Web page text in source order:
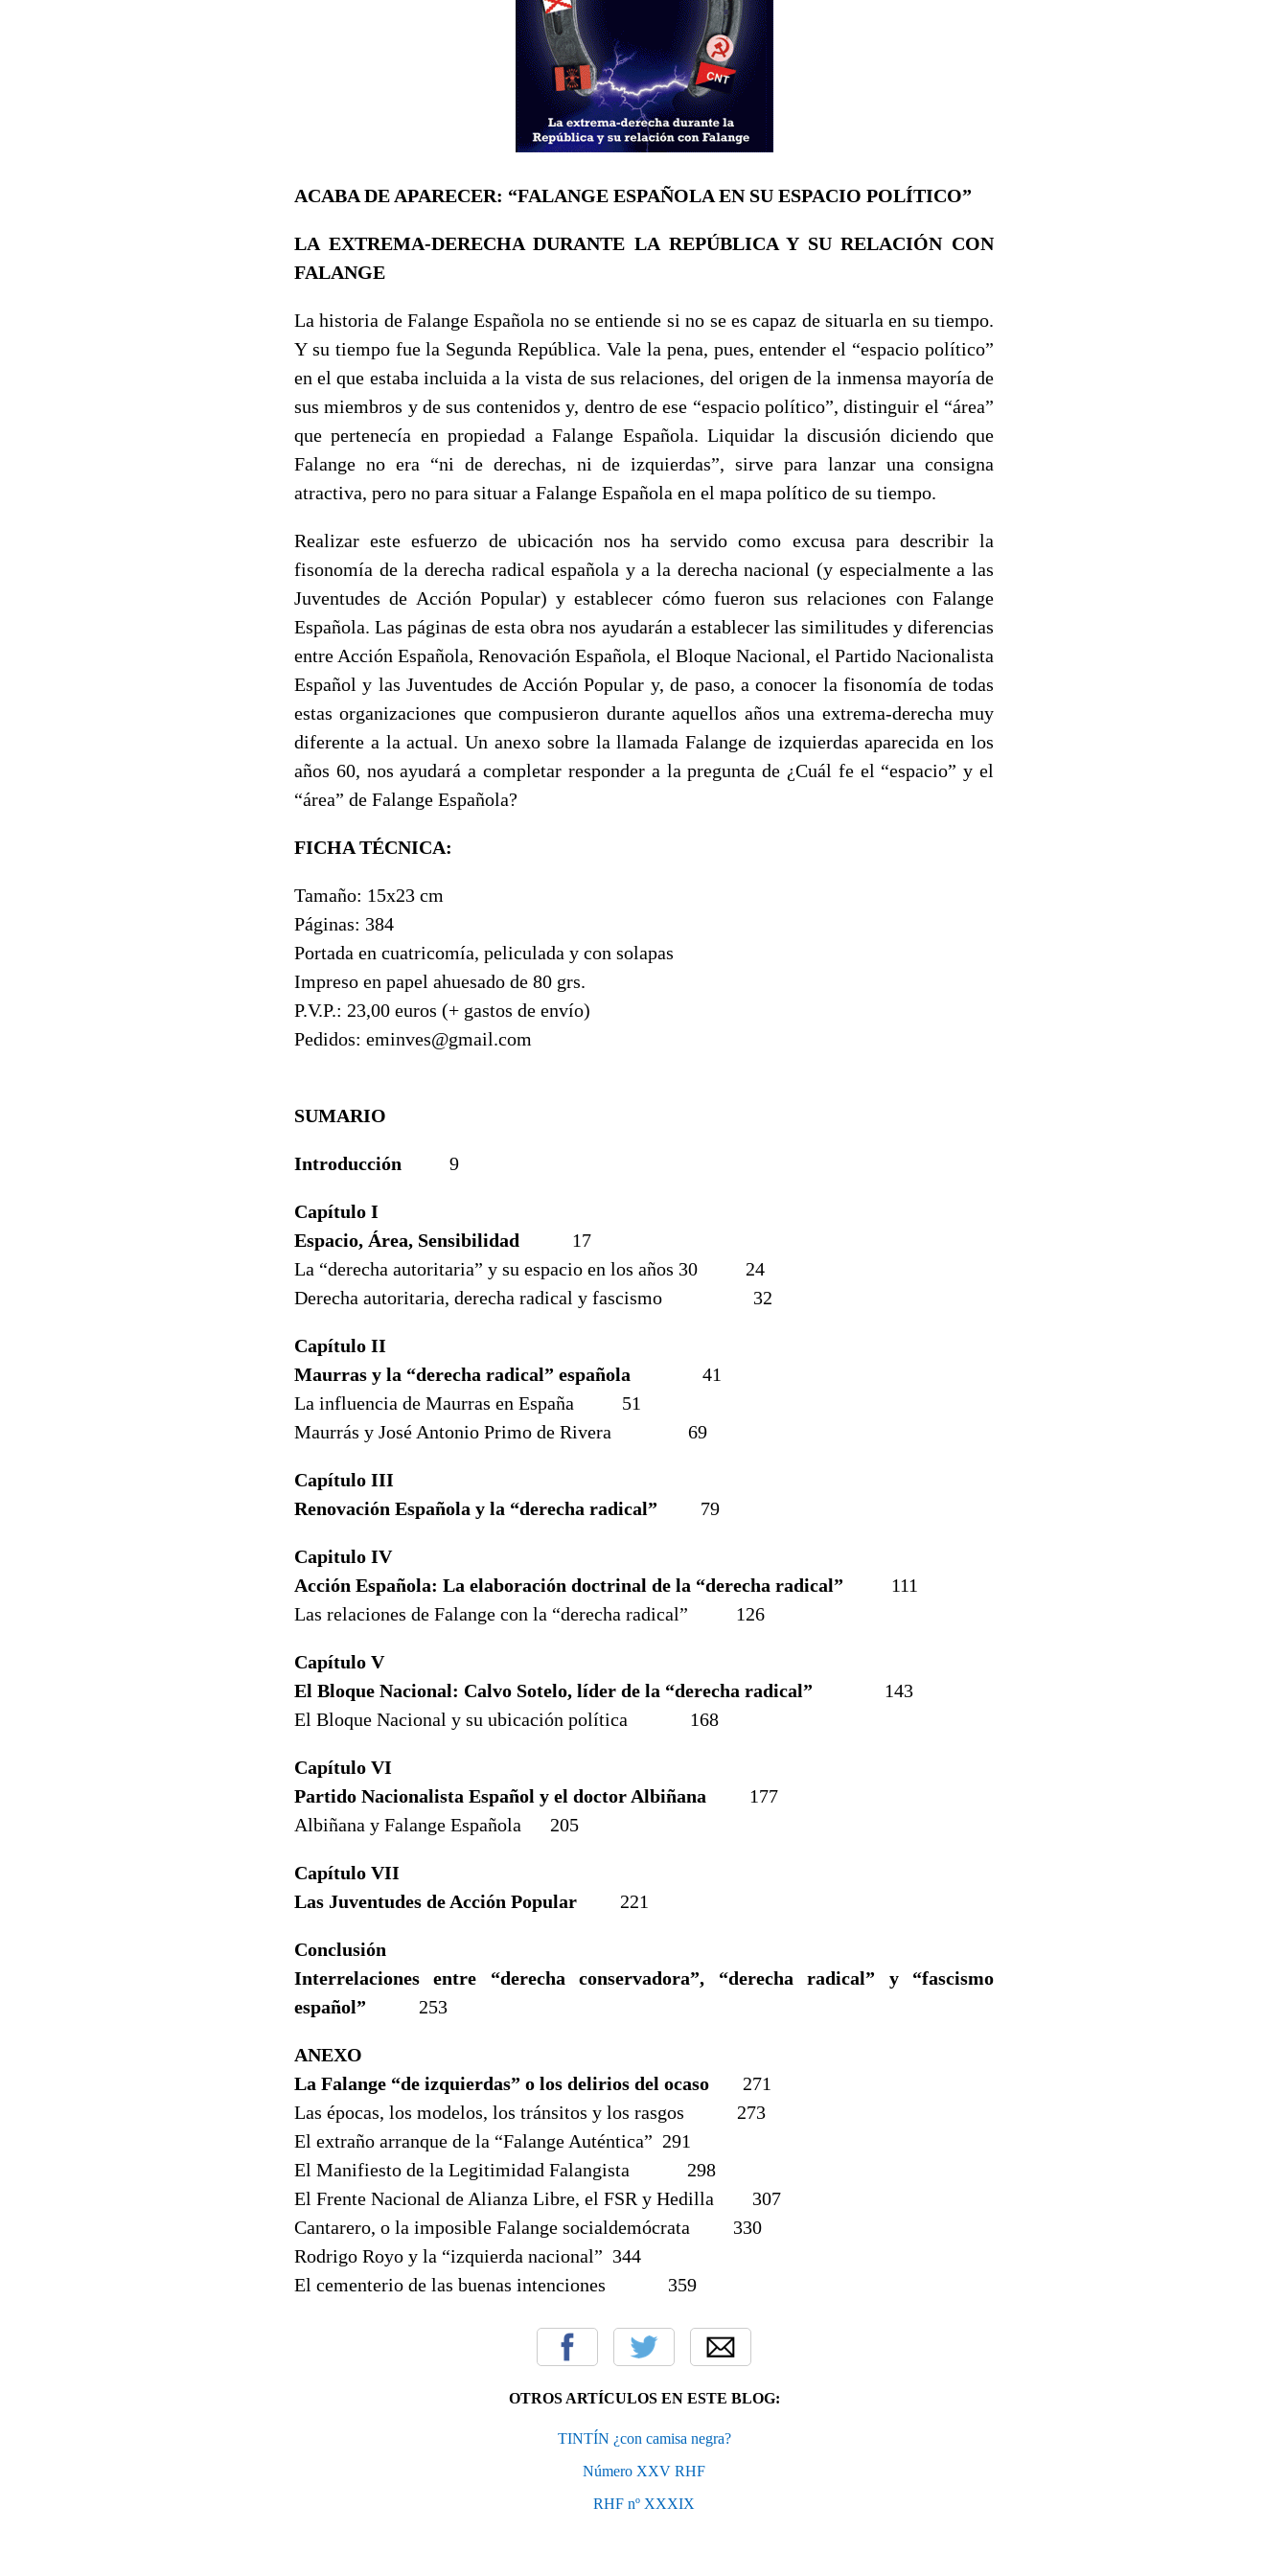
ACABA DE APARECER: “FALANGE ESPAÑOLA EN SU ESPACIO POLÍTICO”
LA EXTREMA-DERECHA DURANTE LA REPÚBLICA Y SU RELACIÓN CON
FALANGE
La historia de Falange Española no se entiende si no se es capaz de situarla en su tiempo.
Y su tiempo fue la Segunda República. Vale la pena, pues, entender el “espacio político”
en el que estaba incluida a la vista de sus relaciones, del origen de la inmensa mayoría de
sus miembros y de sus contenidos y, dentro de ese “espacio político”, distinguir el “área”
que pertenecía en propiedad a Falange Española. Liquidar la discusión diciendo que
Falange no era “ni de derechas, ni de izquierdas”, sirve para lanzar una consigna
atractiva, pero no para situar a Falange Española en el mapa político de su tiempo.
Realizar este esfuerzo de ubicación nos ha servido como excusa para describir la
fisonomía de la derecha radical española y a la derecha nacional (y especialmente a las
Juventudes de Acción Popular) y establecer cómo fueron sus relaciones con Falange
Española. Las páginas de esta obra nos ayudarán a establecer las similitudes y diferencias
entre Acción Española, Renovación Española, el Bloque Nacional, el Partido Nacionalista
Español y las Juventudes de Acción Popular y, de paso, a conocer la fisonomía de todas
estas organizaciones que compusieron durante aquellos años una extrema-derecha muy
diferente a la actual. Un anexo sobre la llamada Falange de izquierdas aparecida en los
años 60, nos ayudará a completar responder a la pregunta de ¿Cuál fe el “espacio” y el
“área” de Falange Española?
FICHA TÉCNICA:
Tamaño: 15x23 cm
Páginas: 384
Portada en cuatricomía, peliculada y con solapas
Impreso en papel ahuesado de 80 grs.
P.V.P.: 23,00 euros (+ gastos de envío)
Pedidos: eminves@gmail.com
SUMARIO
Introducción 9
Capítulo I
Espacio, Área, Sensibilidad 17
La “derecha autoritaria” y su espacio en los años 30 24
Derecha autoritaria, derecha radical y fascismo 32
Capítulo II
Maurras y la “derecha radical” española 41
La influencia de Maurras en España 51
Maurrás y José Antonio Primo de Rivera 69
Capítulo III
Renovación Española y la “derecha radical” 79
Capitulo IV
Acción Española: La elaboración doctrinal de la “derecha radical” 111
Las relaciones de Falange con la “derecha radical” 126
Capítulo V
El Bloque Nacional: Calvo Sotelo, líder de la “derecha radical” 143
El Bloque Nacional y su ubicación política 168
Capítulo VI
Partido Nacionalista Español y el doctor Albiñana 177
Albiñana y Falange Española 205
Capítulo VII
Las Juventudes de Acción Popular 221
Conclusión
Interrelaciones entre “derecha conservadora”, “derecha radical” y “fascismo
español” 253
ANEXO
La Falange “de izquierdas” o los delirios del ocaso 271
Las épocas, los modelos, los tránsitos y los rasgos 273
El extraño arranque de la “Falange Auténtica” 291
El Manifiesto de la Legitimidad Falangista 298
El Frente Nacional de Alianza Libre, el FSR y Hedilla 307
Cantarero, o la imposible Falange socialdemócrata 330
Rodrigo Royo y la “izquierda nacional” 344
El cementerio de las buenas intenciones 359
OTROS ARTÍCULOS EN ESTE BLOG:
TINTÍN ¿con camisa negra?
Número XXV RHF
RHF nº XXXIX